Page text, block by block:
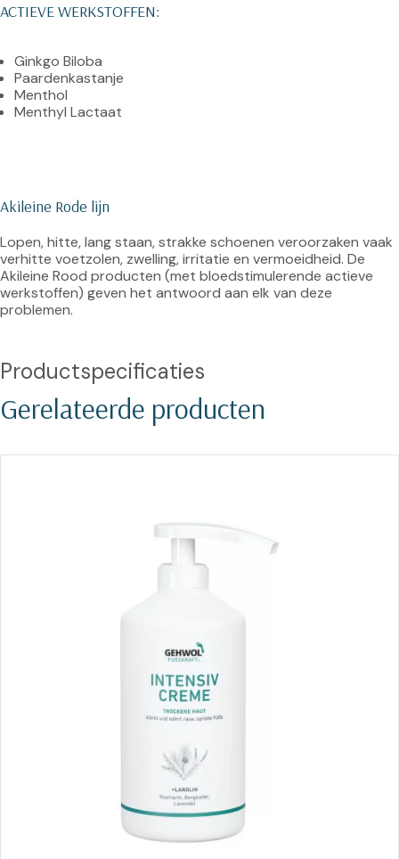
ACTIEVE WERKSTOFFEN:
Ginkgo Biloba
Paardenkastanje
Menthol
Menthyl Lactaat
Akileine Rode lijn
Lopen, hitte, lang staan, strakke schoenen veroorzaken vaak
verhitte voetzolen, zwelling, irritatie en vermoeidheid. De
Akileine Rood producten (met bloedstimulerende actieve
werkstoffen) geven het antwoord aan elk van deze
problemen.
Productspecificaties
Gerelateerde producten